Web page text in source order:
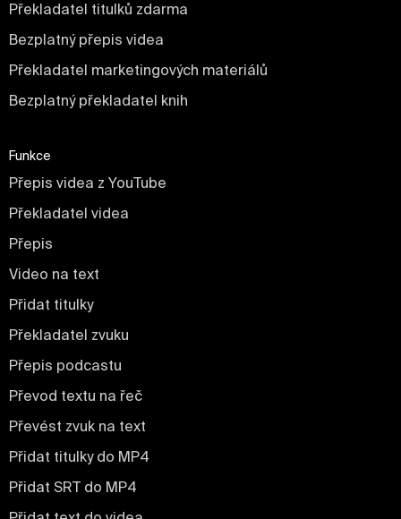
Překladatel titulků zdarma
Bezplatný přepis videa
Překladatel marketingových materiálů
Bezplatný překladatel knih
Funkce
Přepis videa z YouTube
Překladatel videa
Přepis
Video na text
Přidat titulky
Překladatel zvuku
Přepis podcastu
Převod textu na řeč
Převést zvuk na text
Přidat titulky do MP4
Přidat SRT do MP4